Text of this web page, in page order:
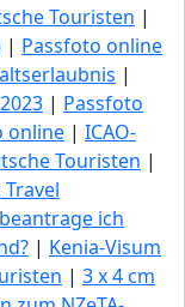
Touristen |
| Passfoto online
|
| Passfoto
online | ICAO-
Touristen |
ich
| Kenia-Visum
| 3 x 4 cm